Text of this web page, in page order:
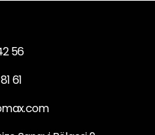
56
61